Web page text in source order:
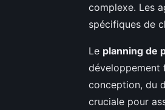
complexe. Les
spécifiques de
Le planning de
développement
conception, du
cruciale pour